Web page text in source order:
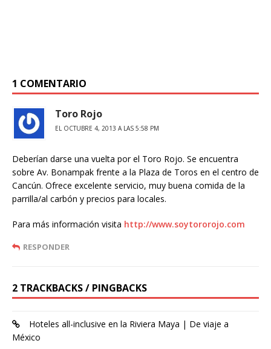
1 COMENTARIO
Toro Rojo
EL OCTUBRE 4, 2013 A LAS 5:58 PM
Deberían darse una vuelta por el Toro Rojo. Se encuentra
sobre Av. Bonampak frente a la Plaza de Toros en el centro de
Cancún. Ofrece excelente servicio, muy buena comida de la
parrilla/al carbón y precios para locales.
Para más información visita http://www.soytororojo.com
RESPONDER
2 TRACKBACKS / PINGBACKS
Hoteles all-inclusive en la Riviera Maya | De viaje a
México